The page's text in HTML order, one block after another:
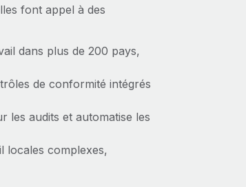
font appel à des
dans plus de 200 pays,
de conformité intégrés
les audits et automatise les
locales complexes,